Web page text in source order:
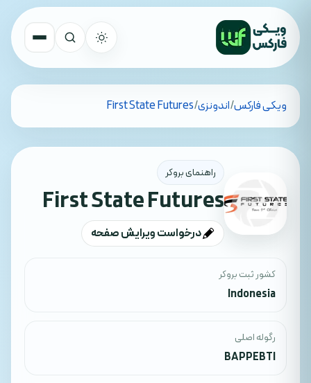
تمام کشورهاویکی فارکس/اندونزی/
First State Futures
راهنمای بروکر
First State Futures
درخواست ویرایش صفحه
کشور ثبت بروکر
Indonesia
رگوله اصلی
BAPPEBTI